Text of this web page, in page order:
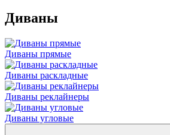
Диваны
Диваны прямые
Диваны раскладные
Диваны реклайнеры
Диваны угловые